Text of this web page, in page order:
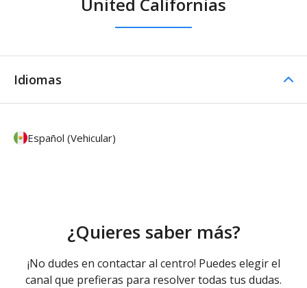
Idiomas
Español (Vehicular)
¿Quieres saber más?
¡No dudes en contactar al centro! Puedes elegir el
canal que prefieras para resolver todas tus dudas.